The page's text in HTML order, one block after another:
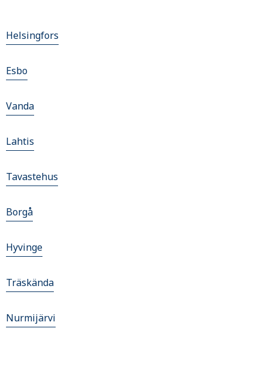
Helsingfors
Esbo
Vanda
Lahtis
Tavastehus
Borgå
Hyvinge
Träskända
Nurmijärvi